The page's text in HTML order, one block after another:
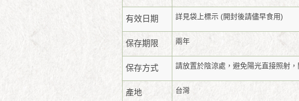
有效日期 詳見袋上標示 (開封後請儘早食用)
保存期限 兩年
保存方式 請放置於陰涼處，避免陽光直接照射
產地 台灣